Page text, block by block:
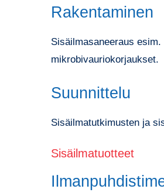
Rakentaminen
Sisäilmasaneeraus
mikrobivauriokorjaukset.
Suunnittelu
Sisäilmatutkimusten ja
Sisäilmatuotteet